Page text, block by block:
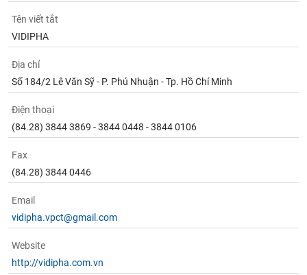
Tên viết tắt
VIDIPHA
Địa chỉ
Số 184/2 Lê Văn Sỹ - P. Phú Nhuận - Tp. Hồ Chí Minh
Điện thoại
(84.28) 3844 3869 - 3844 0448 - 3844 0106
Fax
(84.28) 3844 0446
Email
vidipha.vpct@gmail.com
Website
http://vidipha.com.vn